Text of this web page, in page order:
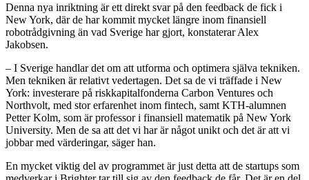
Denna nya inriktning är ett direkt svar på den feedback de fick i
New York, där de har kommit mycket längre inom finansiell
robotrådgivning än vad Sverige har gjort, konstaterar Alex
Jakobsen.
– I Sverige handlar det om att utforma och optimera själva tekniken.
Men tekniken är relativt vedertagen. Det sa de vi träffade i New
York: investerare på riskkapitalfonderna Carbon Ventures och
Northvolt, med stor erfarenhet inom fintech, samt KTH-alumnen
Petter Kolm, som är professor i finansiell matematik på New York
University. Men de sa att det vi har är något unikt och det är att vi
jobbar med värderingar, säger han.
En mycket viktig del av programmet är just detta att de startups som